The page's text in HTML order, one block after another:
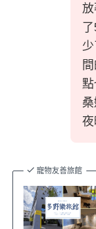
放
夜
寵物友善旅館